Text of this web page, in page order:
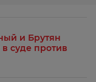
и Брутян
суде против